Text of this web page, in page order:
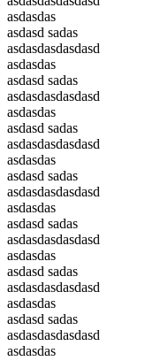
asdasdas
asdasd sadas
asdasdasdasdasd
asdasdas
asdasd sadas
asdasdasdasdasd
asdasdas
asdasd sadas
asdasdasdasdasd
asdasdas
asdasd sadas
asdasdasdasdasd
asdasdas
asdasd sadas
asdasdasdasdasd
asdasdas
asdasd sadas
asdasdasdasdasd
asdasdas
asdasd sadas
asdasdasdasdasd
asdasdas